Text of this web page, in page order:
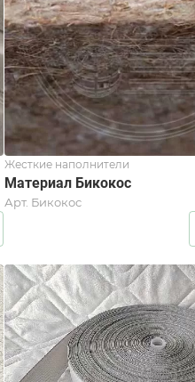
Жесткие наполнители
Материал Бикокос
Арт. Бикокос